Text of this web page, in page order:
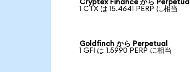
Cryptex Finance から Perpetual
1 CTX は 15.4641 PERP に相当
Goldfinch から Perpetual
1 GFI は 1.5990 PERP に相当